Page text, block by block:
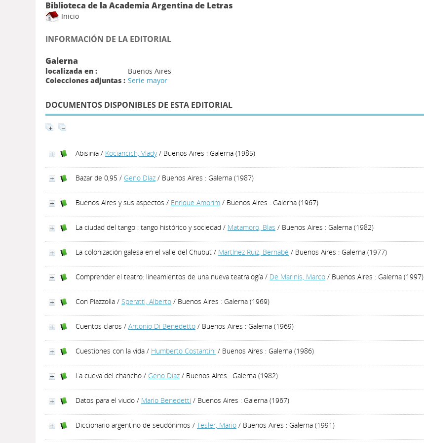
Biblioteca de la Academia Argentina de Letras
Inicio
INFORMACIÓN DE LA EDITORIAL
Galerna
localizada en :
Buenos Aires
Colecciones adjuntas : Serie mayor
DOCUMENTOS DISPONIBLES DE ESTA EDITORIAL
Abisinia / Kociancich, Vlady/ Buenos Aires : Galerna (1985)
Bazar de 0,95 / Geno Díaz / Buenos Aires : Galerna (1987)
Buenos Aires y sus aspectos / Enrique Amorím / Buenos Aires : Galerna (1967)
La ciudad del tango : tango histórico y sociedad / Matamoro, Blas / Buenos Aires : Galerna (1982)
La colonización galesa en el valle del Chubut / Martínez Ruiz, Bernabé / Buenos Aires : Galerna (1977)
Comprender el teatro: lineamientos de una nueva teatralogía / De Marinis, Marco / Buenos Aires : Galerna (1997)
Con Piazzolla / Speratti, Alberto / Buenos Aires : Galerna (1969)
Cuentos claros / Antonio Di Benedetto / Buenos Aires : Galerna (1969)
Cuestiones con la vida / Humberto Costantini / Buenos Aires : Galerna (1986)
La cueva del chancho / Geno Díaz / Buenos Aires : Galerna (1982)
Datos para el viudo / Mario Benedetti / Buenos Aires : Galerna (1967)
Diccionario argentino de seudónimos / Tesler, Mario / Buenos Aires : Galerna (1991)